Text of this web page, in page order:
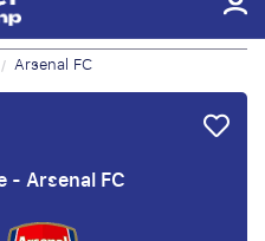
/ Arsenal FC
- Arsenal FC